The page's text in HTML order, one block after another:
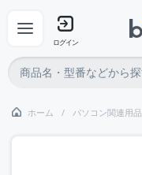
ログイン
ホーム パソコン関連用品